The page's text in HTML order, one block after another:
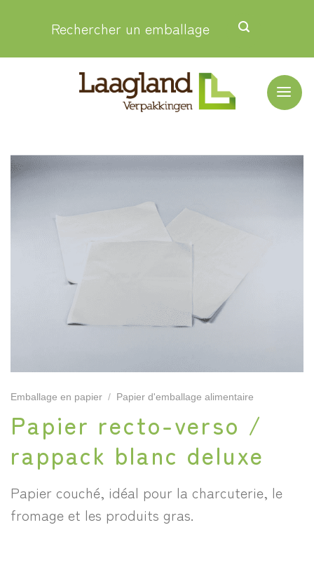
Rechercher un emballage
Emballage en papier / Papier d'emballage alimentaire
Papier recto-verso /
rappack blanc deluxe
Papier couché, idéal pour la charcuterie, le
fromage et les produits gras.